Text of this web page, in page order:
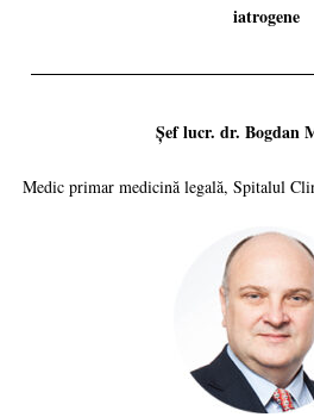
iatrogene
Șef lucr. dr. Bogdan
Medic primar medicină legală, Spitalul